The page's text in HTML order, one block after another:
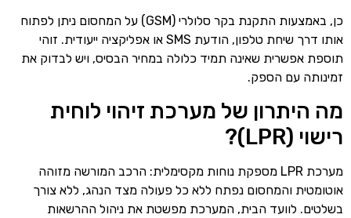
כן, באמצעות התקנת בקר סלולרי (GSM) על המחסום ניתן לפתוח
אותו דרך שיחת טלפון, הודעת SMS או אפליקציה ייעודית. זוהי
תוספת אפשרית שאינה תמיד כלולה במחיר הבסיס, ויש לבדוק את
זמינותה עם הספק.
מה היתרון של מערכת זיהוי לוחית
רישוי (LPR)?
מערכת LPR מספקת נוחות מקסימלית: הרכב המורשה מזוהה
אוטומטית והמחסום נפתח ללא כל פעולה מצד הנהג, ללא צורך
בשלטים. לוועד הבית, המערכת מפשטת את ניהול ההרשאות